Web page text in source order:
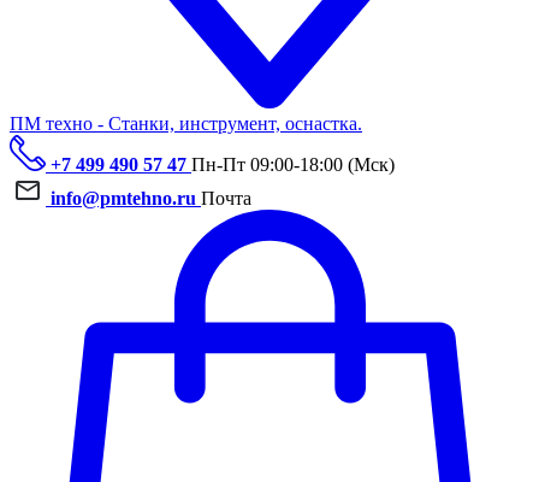
ПМ техно - Станки, инструмент, оснастка.
+7 499 490 57 47 Пн-Пт 09:00-18:00 (Мск)
info@pmtehno.ru Почта